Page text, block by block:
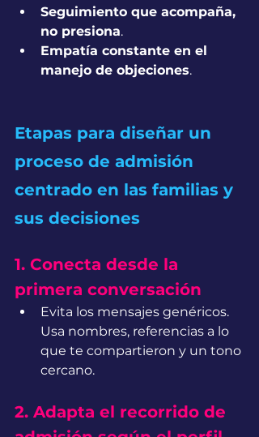
Seguimiento que acompaña,
no presiona.
Empatía constante en el
manejo de objeciones.
Etapas para diseñar un
proceso de admisión
centrado en las familias y
sus decisiones
1. Conecta desde la
primera conversación
Evita los mensajes genéricos.
Usa nombres, referencias a lo
que te compartieron y un tono
cercano.
2. Adapta el recorrido de